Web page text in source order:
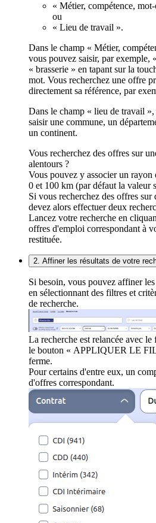
« Métier, compétence,
ou
« Lieu de travail ».
Dans le champ « Métier,
vous pouvez saisir, par exemple,
« brasserie » en tapant sur la
mot. Vous recherchez une offre
directement sa référence, par
Dans le champ « lieu de travail
saisir une commune, un
un continent.
Vous recherchez des offres sur
alentours ?
Vous pouvez y associer un rayon
0 et 100 km (par défaut la valeur
Si vous recherchez des offres sur
devez alors effectuer deux
Lancez votre recherche en
offres d'emploi correspondant à
restituée.
2. Affiner les résultats de votre
Si besoin, vous pouvez affiner
en sélectionnant des filtres et
de recherche.
La recherche est relancée avec
le bouton « APPLIQUER LE
ferme.
Pour certains d'entre eux, un
d'offres correspondant.